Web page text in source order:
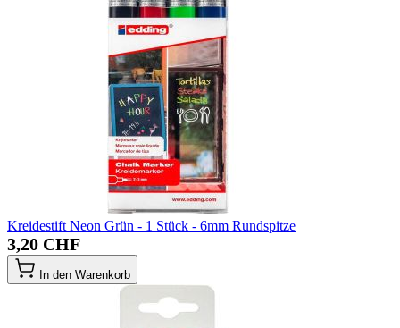
Kreidestift Neon Grün - 1 Stück - 6mm Rundspitze
3,20 CHF
In den Warenkorb